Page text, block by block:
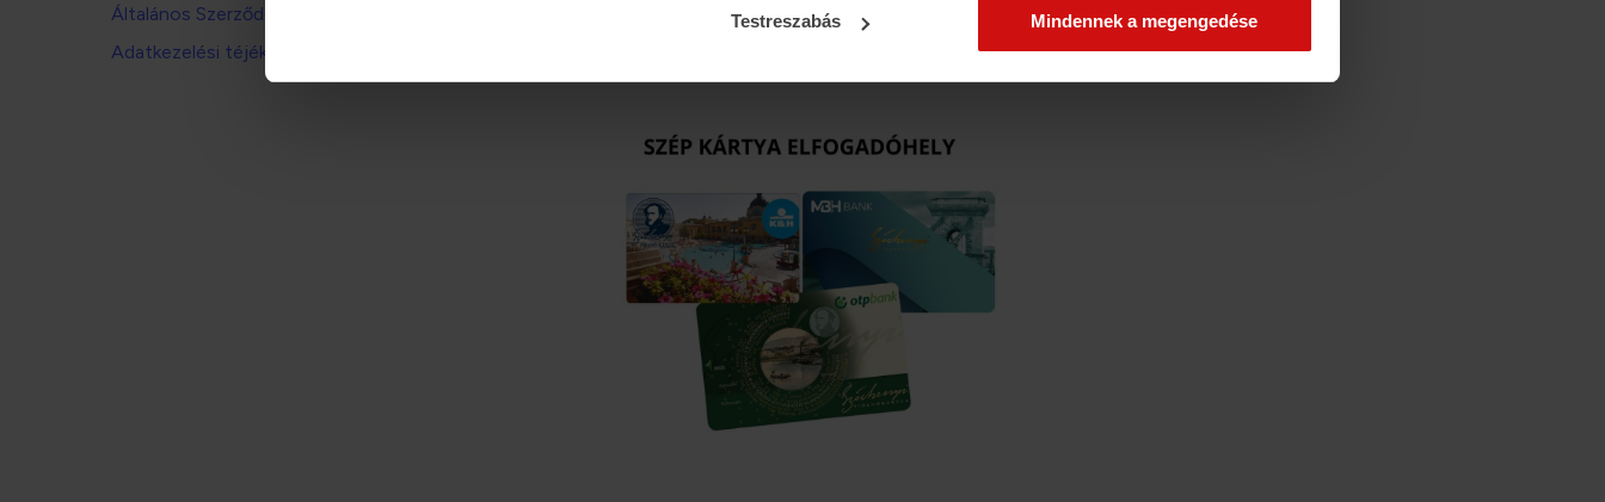
Testreszabás Mindennek a megengedése
Általános Szerződési Feltételek
Adatkezelési téjékoztató